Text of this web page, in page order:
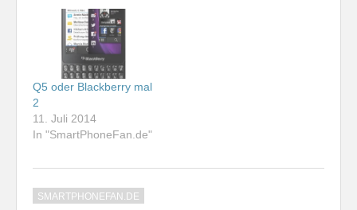
Q5 oder Blackberry mal
2
11. Juli 2014
In "SmartPhoneFan.de"
SMARTPHONEFAN.DE